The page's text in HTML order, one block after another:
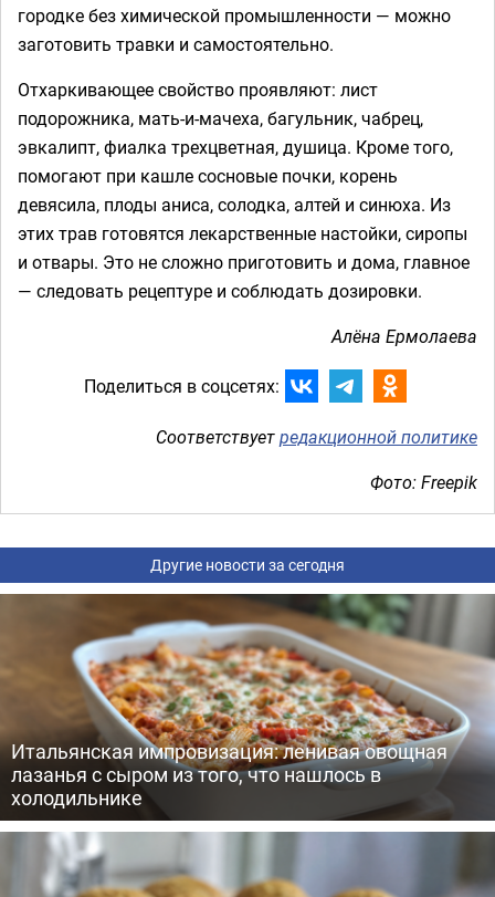
городке без химической промышленности — можно
заготовить травки и самостоятельно.
Отхаркивающее свойство проявляют: лист
подорожника, мать-и-мачеха, багульник, чабрец,
эвкалипт, фиалка трехцветная, душица. Кроме того,
помогают при кашле сосновые почки, корень
девясила, плоды аниса, солодка, алтей и синюха. Из
этих трав готовятся лекарственные настойки, сиропы
и отвары. Это не сложно приготовить и дома, главное
— следовать рецептуре и соблюдать дозировки.
Алёна Ермолаева
Поделиться в соцсетях:
Соответствуетредакционной политике
Фото: Freepik
Другие новости за сегодня
Итальянская импровизация: ленивая овощная
лазанья с сыром из того, что нашлось в
холодильнике